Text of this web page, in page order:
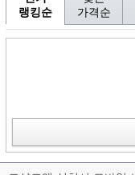
랭킹순
가격순